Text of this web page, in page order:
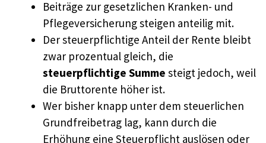
Beiträge zur gesetzlichen Kranken- und
Pflegeversicherung steigen anteilig mit.
Der steuerpflichtige Anteil der Rente bleibt
zwar prozentual gleich, die
steuerpflichtige Summe steigt jedoch, weil
die Bruttorente höher ist.
Wer bisher knapp unter dem steuerlichen
Grundfreibetrag lag, kann durch die
Erhöhung eine Steuerpflicht auslösen oder